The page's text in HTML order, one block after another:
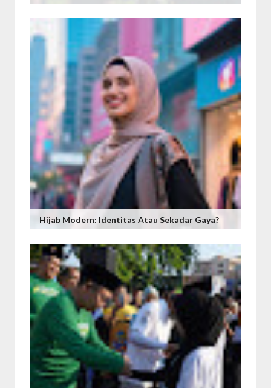
Hijab Modern: Identitas Atau Sekadar Gaya?